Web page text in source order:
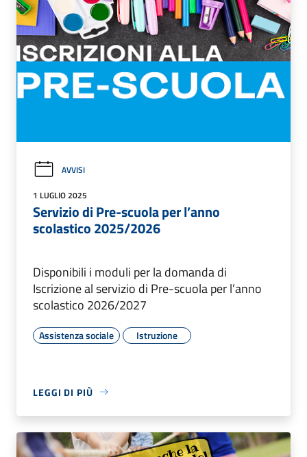
AVVISI
1 LUGLIO 2025
Servizio di Pre-scuola per l’anno
scolastico 2025/2026
Disponibili i moduli per la domanda di
Iscrizione al servizio di Pre-scuola per l’anno
scolastico 2026/2027
Assistenza sociale Istruzione
LEGGI DI PIÙ